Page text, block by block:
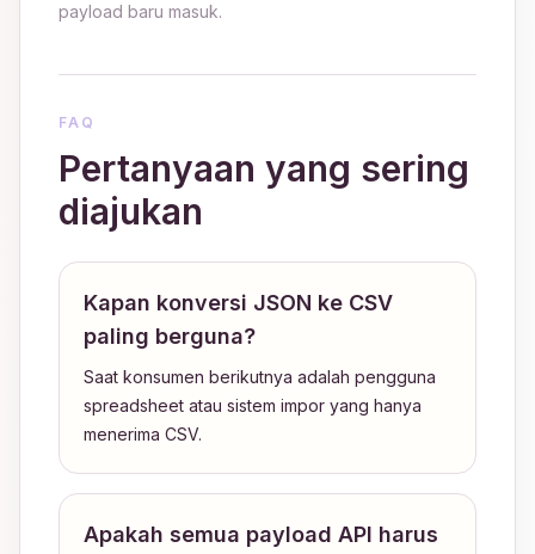
payload baru masuk.
FAQ
Pertanyaan yang sering
diajukan
Kapan konversi JSON ke CSV
paling berguna?
Saat konsumen berikutnya adalah pengguna
spreadsheet atau sistem impor yang hanya
menerima CSV.
Apakah semua payload API harus